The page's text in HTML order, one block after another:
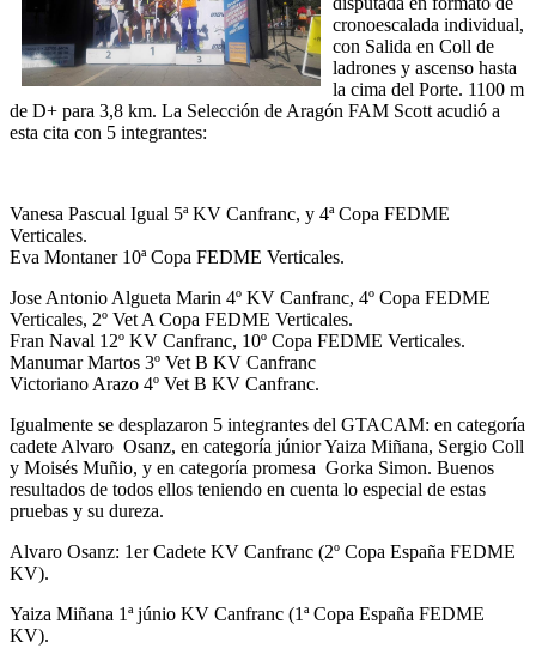
cronoescalada individual,
con Salida en Coll de
ladrones y ascenso hasta
la cima del Porte. 1100 m
de D+ para 3,8 km. La Selección de Aragón FAM Scott acudió a
esta cita con 5 integrantes:
Vanesa Pascual Igual 5ª KV Canfranc, y 4ª Copa FEDME
Verticales.
Eva Montaner 10ª Copa FEDME Verticales.
Jose Antonio Algueta Marin 4º KV Canfranc, 4º Copa FEDME
Verticales, 2º Vet A Copa FEDME Verticales.
Fran Naval 12º KV Canfranc, 10º Copa FEDME Verticales.
Manumar Martos 3º Vet B KV Canfranc
Victoriano Arazo 4º Vet B KV Canfranc.
Igualmente se desplazaron 5 integrantes del GTACAM: en categoría
cadete Alvaro Osanz, en categoría júnior Yaiza Miñana, Sergio Coll
y Moisés Muñio, y en categoría promesa Gorka Simon. Buenos
resultados de todos ellos teniendo en cuenta lo especial de estas
pruebas y su dureza.
Alvaro Osanz: 1er Cadete KV Canfranc (2º Copa España FEDME
KV).
Yaiza Miñana 1ª júnio KV Canfranc (1ª Copa España FEDME
KV).